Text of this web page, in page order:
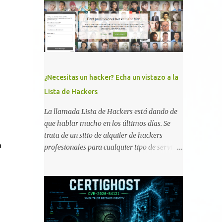
memoria RAM está disponible en el
smartphone o la tablet *#*#34971539#*#* :
Visualiza la información detallada d...
¿Necesitas un hacker? Echa un vistazo a la
Lista de Hackers
La llamada Lista de Hackers está dando de
que hablar mucho en los últimos días. Se
trata de un sitio de alquiler de hackers
profesionales para cualquier tipo de servicio.
discreción, comunicaciones cifradas y la
garantía de que ningún servicio será
demasiado difícil para los talentos que
pueden ser contratados desde la plataforma.